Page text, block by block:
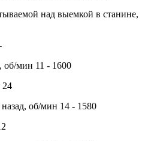
над выемкой в станине,
об/мин 11 - 1600
24
об/мин 14 - 1580